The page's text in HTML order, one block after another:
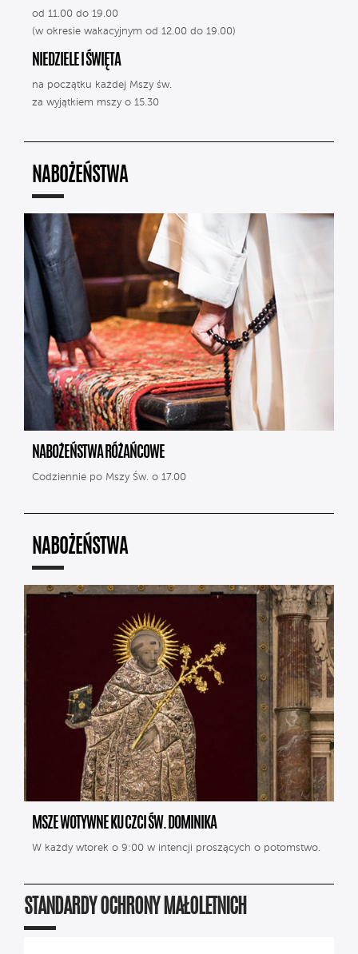
od 11.00 do 19.00
(w okresie wakacyjnym od 12.00 do 19.00)
NIEDZIELE I ŚWIĘTA
na początku każdej Mszy św.
za wyjątkiem mszy o 15.30
NABOŻEŃSTWA
NABOŻEŃSTWA RÓŻAŃCOWE
Codziennie po Mszy Św. o 17.00
NABOŻEŃSTWA
MSZE WOTYWNE KU CZCI ŚW. DOMINIKA
W każdy wtorek o 9:00 w intencji proszących o potomstwo.
STANDARDY OCHRONY MAŁOLETNICH